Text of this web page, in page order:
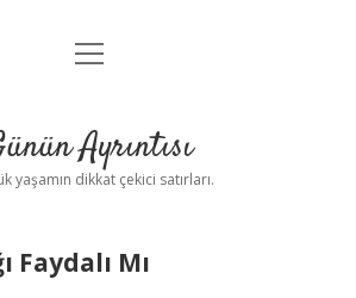
Anasayfa
Yasal Uyarı
menüyü
Ayrıntısı
yaşamın dikkat çekici satırları.
Faydalı Mı